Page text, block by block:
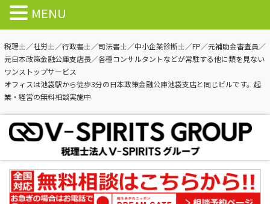
税理士／社労士／行政書士／司法書士／中小企業診断士／FP／元補助金審査員／
元日本政策金融公庫支店長／各種コンサルタントなどが常駐する他に類を見ない
ワンストップサービス
オフィスは池袋駅から徒歩3分の日本政策金融公庫池袋支店と同じビルです。起
業・経営の無料相談実施中
MENU